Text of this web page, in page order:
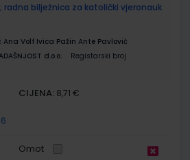
radna bilježnica za katolički vjeronauk
Volf Ivica Pažin Ante Pavlović
d.o.o.
Registarski broj
CIJENA: 8,71 €
Omot